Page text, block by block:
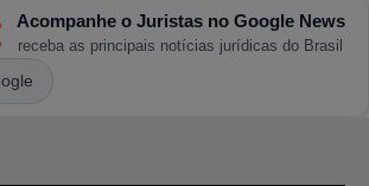
Acompanhe o Juristas no Google News
receba as principais notícias jurídicas do Brasil